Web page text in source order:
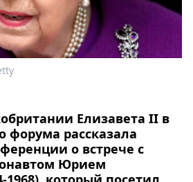
Елизавета II в
форума рассказала
о встрече с
Юрием